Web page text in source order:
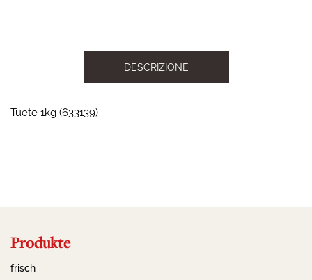
DESCRIZIONE
Tuete 1kg (633139)
Produkte
frisch